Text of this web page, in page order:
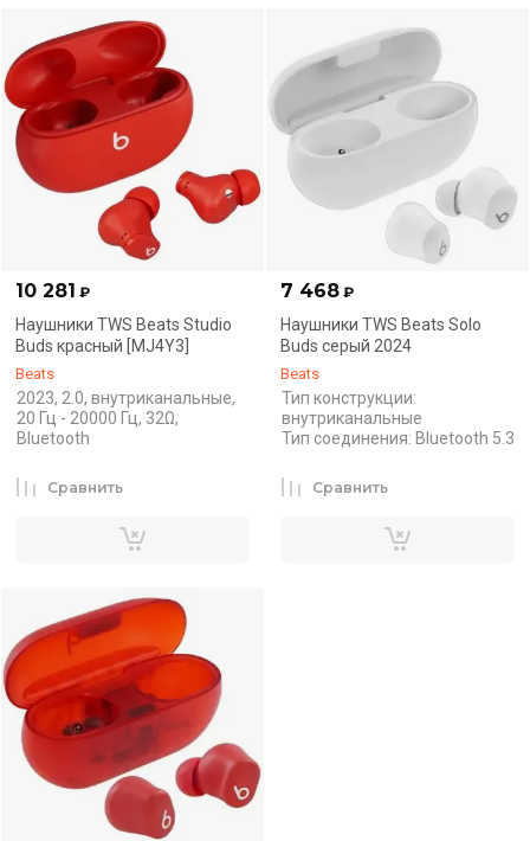
10 281 ₽
Наушники TWS Beats Studio
Buds красный [MJ4Y3]
Beats
2023, 2.0, внутриканальные,
20 Гц - 20000 Гц, 32Ω,
Bluetooth
Сравнить
7 468 ₽
Наушники TWS Beats Solo
Buds серый 2024
Beats
Тип конструкции:
внутриканальные
Тип соединения: Bluetooth 5.3
Сравнить